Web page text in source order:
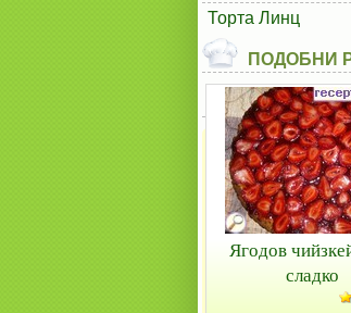
Торта Линц
ПОДОБНИ
Ягодов
сладко